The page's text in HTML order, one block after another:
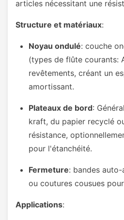
articles nécessitant une
Structure et matériaux:
Noyau ondulé: couche
(types de flûte courants:
revêtements, créant un
amortissant.
Plateaux de bord:
kraft, du papier recyclé
résistance,
pour l'étanchéité.
Fermeture: bandes
ou coutures cousues
Applications: